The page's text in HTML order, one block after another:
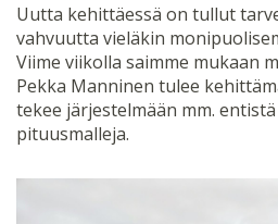
Uutta kehittäessä on tullut
vahvuutta vieläkin
Viime viikolla saimme mukaan
Pekka Manninen tulee
tekee järjestelmään mm.
pituusmalleja.